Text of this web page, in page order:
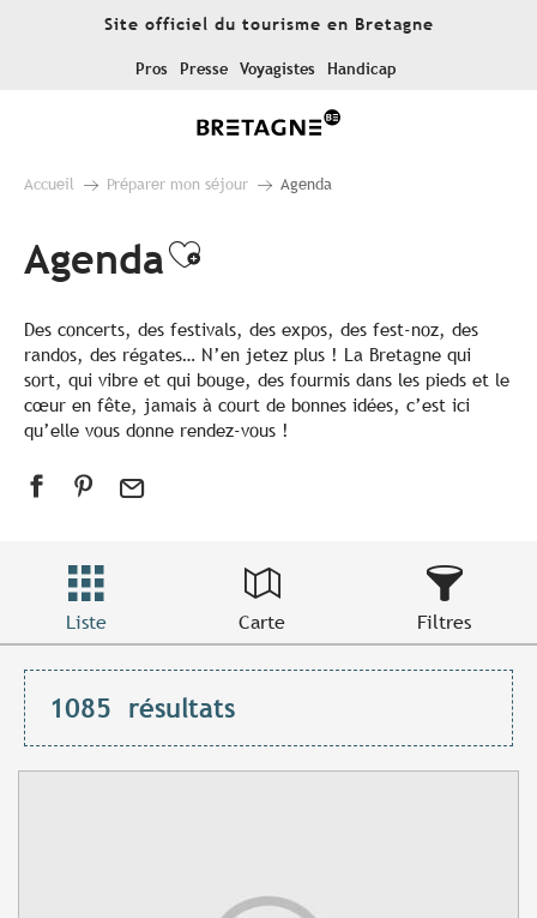
Site officiel du tourisme en Bretagne
Pros Presse Voyagistes Handicap
Accueil Préparer mon séjour Agenda
AgendaAjouter aux favoris
Des concerts, des festivals, des expos, des fest-noz, des
randos, des régates… N’en jetez plus ! La Bretagne qui
sort, qui vibre et qui bouge, des fourmis dans les pieds et le
cœur en fête, jamais à court de bonnes idées, c’est ici
qu’elle vous donne rendez-vous !
Liste Carte Filtres
1085 résultats